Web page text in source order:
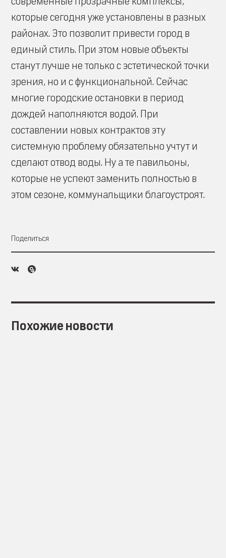
которые сегодня уже установлены в разных
районах. Это позволит привести город в
единый стиль. При этом новые объекты
станут лучше не только с эстетической точки
зрения, но и с функциональной. Сейчас
многие городские остановки в период
дождей наполняются водой. При
составлении новых контрактов эту
системную проблему обязательно учтут и
сделают отвод воды. Ну а те павильоны,
которые не успеют заменить полностью в
этом сезоне, коммунальщики благоустроят.
Поделиться
Похожие новости